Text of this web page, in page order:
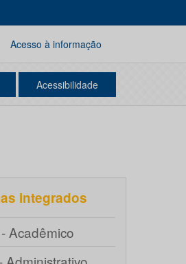
Acesso à informação
Acessibilidade
integrados
Acadêmico